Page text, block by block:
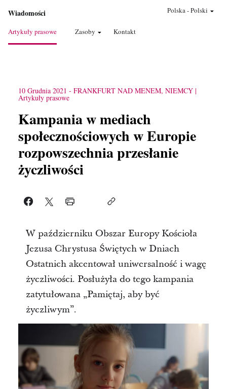
Wiadomości
Artykuły prasowe Zasoby Kontakt
Polska-Polski
10 Grudnia 2021 - FRANKFURT NAD MENEM, NIEMCY
Artykuły prasowe
Kampania w mediach
społecznościowych w Europie
rozpowszechnia przesłanie
życzliwości
W październiku Obszar Europy Kościoła
Jezusa Chrystusa Świętych w Dniach
Ostatnich akcentował uniwersalność i wagę
życzliwości. Posłużyła do tego kampania
zatytułowana „Pamiętaj, aby być
życzliwym”.